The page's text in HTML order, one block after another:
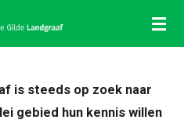
is steeds op zoek naar
gebied hun kennis willen